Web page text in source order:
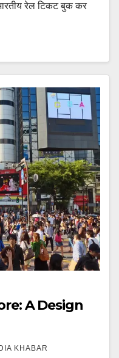
रेल टिकट बुक कर
A Design
KHABAR